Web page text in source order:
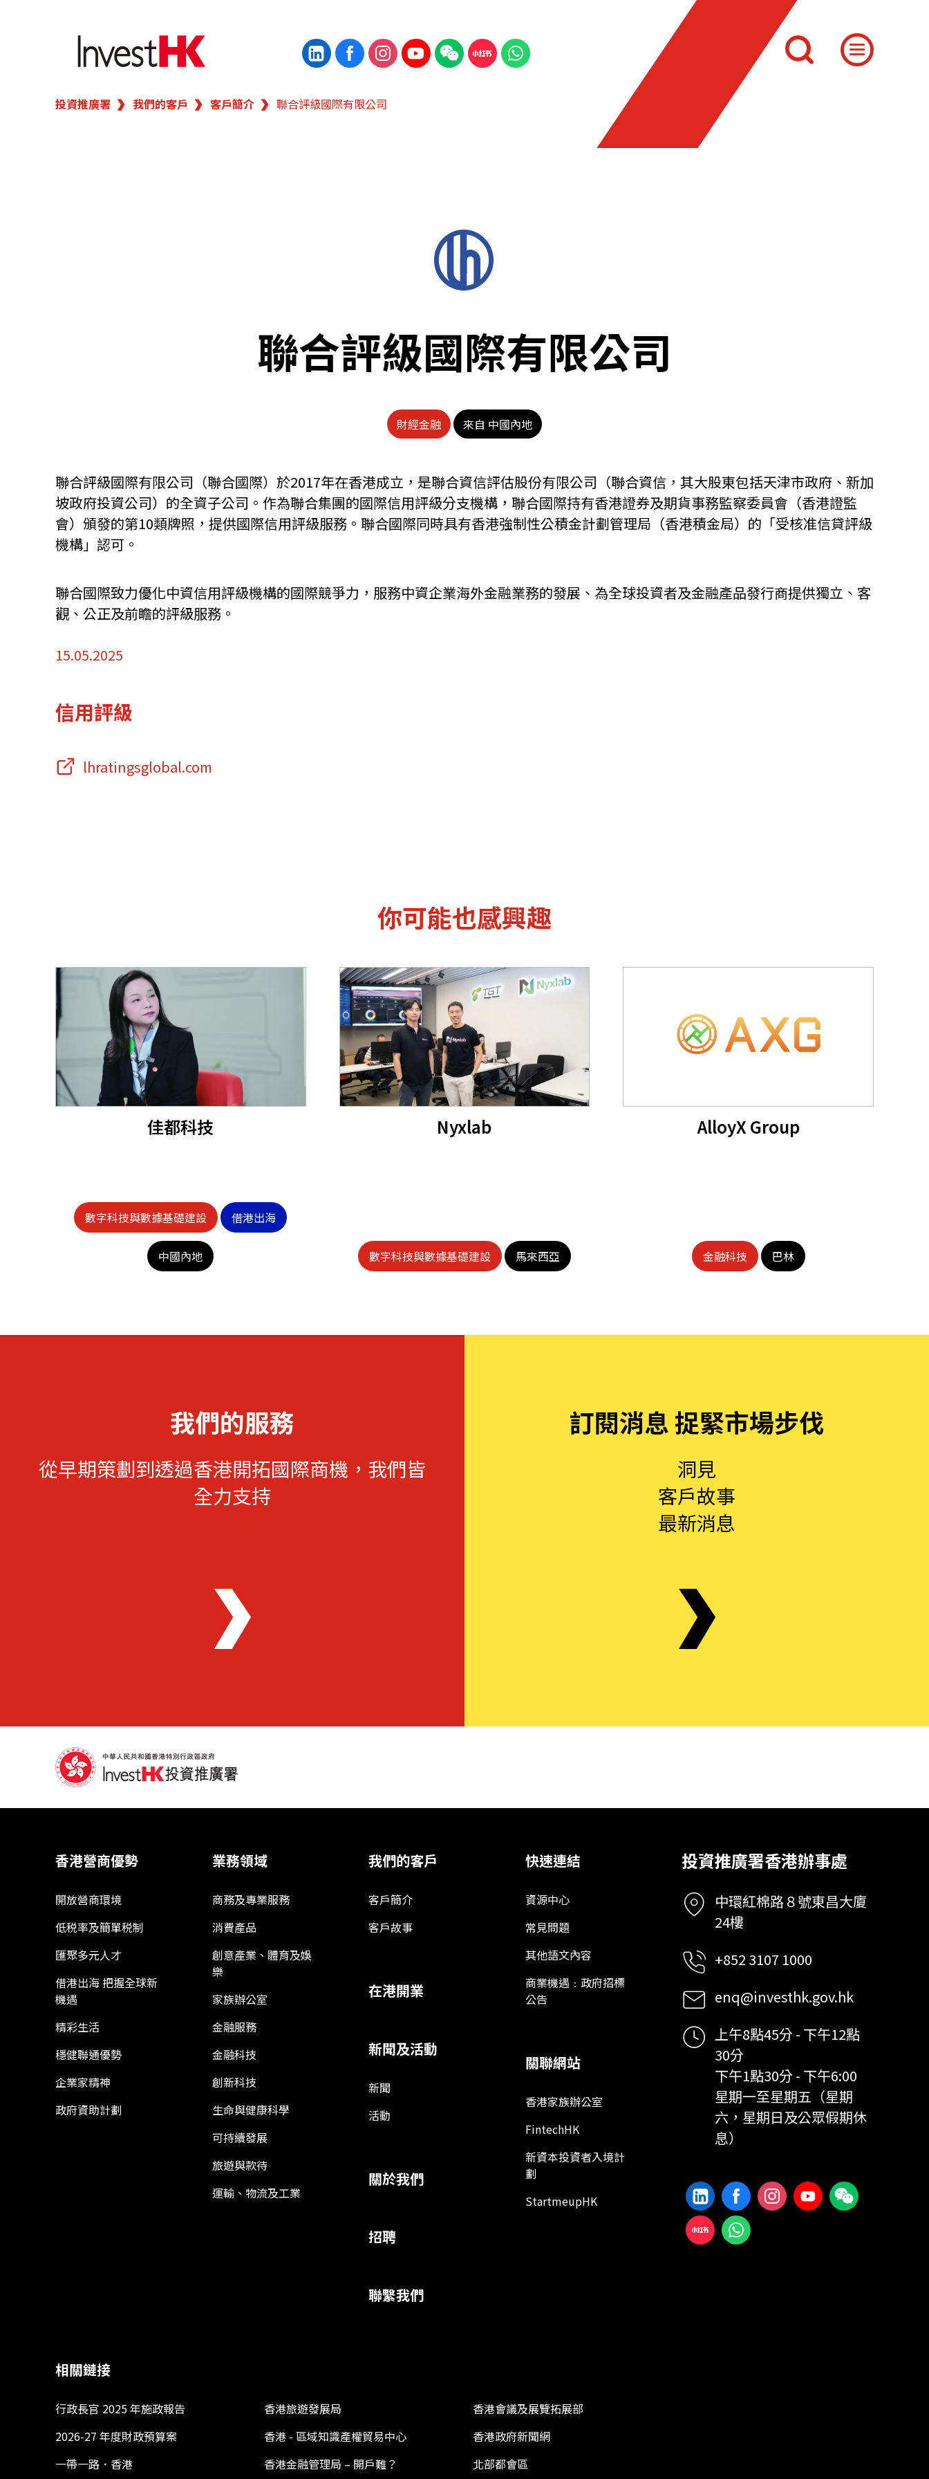
繁 简
快速連結
資源中心
關聯網站
香港家族辦公室
投資推廣署 我們的客戶 客戶簡介 聯合評級國際有限公司
聯合評級國際有限公司
財經金融 來自 中國內地
聯合評級國際有限公司（聯合國際）於2017年在香港成立，是聯合資信評估股份有限公司（聯合資信，其大股東包括天津市政府、新加
坡政府投資公司）的全資子公司。作為聯合集團的國際信用評級分支機構，聯合國際持有香港證券及期貨事務監察委員會（香港證監
會）頒發的第10類牌照，提供國際信用評級服務。聯合國際同時具有香港強制性公積金計劃管理局（香港積金局）的「受核准信貸評級
機構」認可。
聯合國際致力優化中資信用評級機構的國際競爭力，服務中資企業海外金融業務的發展、為全球投資者及金融產品發行商提供獨立、客
觀、公正及前瞻的評級服務。
15.05.2025
信用評級
lhratingsglobal.com
你可能也感興趣
佳都科技
數字科技與數據基礎建設 借港出海
中國內地
Nyxlab
數字科技與數據基礎建設 馬來西亞
AlloyX Group
金融科技 巴林
我們的服務
從早期策劃到透過香港開拓國際商機，我們皆
全力支持
訂閱消息 捉緊市場步伐
洞見
客戶故事
最新消息
香港營商優勢
開放營商環境
低税率及簡單税制
匯聚多元人才
借港出海 把握全球新
機遇
精彩生活
穩健聯通優勢
企業家精神
政府資助計劃
業務領域
商務及專業服務
消費產品
創意產業、體育及娛
樂
家族辦公室
金融服務
金融科技
創新科技
生命與健康科學
可持續發展
旅遊與款待
運輸、物流及工業
我們的客戶
客戶簡介
客戶故事
在港開業
新聞及活動
新聞
活動
關於我們
招聘
聯繫我們
快速連結
資源中心
常見問題
其他語文內容
商業機遇﹕政府招標
公告
關聯網站
香港家族辦公室
FintechHK
新資本投資者入境計
劃
StartmeupHK
相關鏈接
行政長官 2025 年施政報告
2026-27 年度財政預算案
一帶一路．香港
香港旅遊發展局
香港 - 區域知識產權貿易中心
香港金融管理局 – 開戶難？
香港會議及展覽拓展部
香港政府新聞網
北部都會區
投資推廣署香港辦事處
中環紅棉路８號東昌大廈
24樓
+852 3107 1000
enq@investhk.gov.hk
上午8點45分 - 下午12點
30分
下午1點30分 - 下午6:00
星期一至星期五（星期
六，星期日及公眾假期休
息）